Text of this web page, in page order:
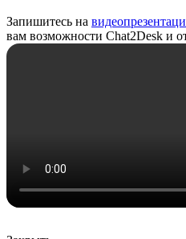
Запишитесь на
вам возможности Chat2Desk и